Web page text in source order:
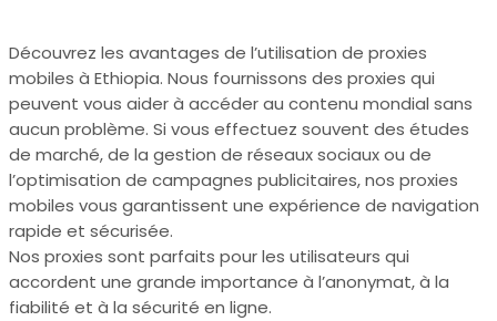
Découvrez les avantages de l’utilisation de proxies
mobiles à Ethiopia. Nous fournissons des proxies qui
peuvent vous aider à accéder au contenu mondial sans
aucun problème. Si vous effectuez souvent des études
de marché, de la gestion de réseaux sociaux ou de
l’optimisation de campagnes publicitaires, nos proxies
mobiles vous garantissent une expérience de navigation
rapide et sécurisée.
Nos proxies sont parfaits pour les utilisateurs qui
accordent une grande importance à l’anonymat, à la
fiabilité et à la sécurité en ligne.